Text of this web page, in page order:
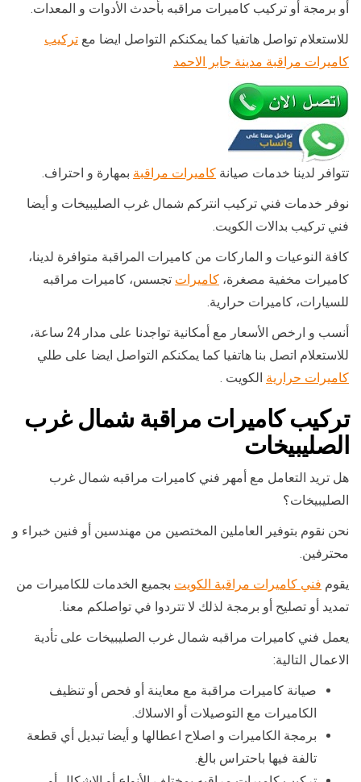
أو برمجة أو تركيب كاميرات مراقبه بأحدث الأدوات و المعدات.
للاستعلام تواصل هاتفيا كما يمكنكم التواصل ايضا مع تركيب
كاميرات مراقبة مدينة جابر الاحمد
تتوافر لدينا خدمات صيانة كاميرات مراقبة بمهارة و احتراف.
نوفر خدمات فني تركيب انتركم شمال غرب الصليبيخات و أيضا
فني تركيب بدالات الكويت.
كافة النوعيات و الماركات من كاميرات المراقبة متوافرة لدينا،
كاميرات مخفية مصغرة، كاميرات تجسس، كاميرات مراقبه
للسيارات، كاميرات حرارية.
أنسب و ارخص الأسعار مع أمكانية تواجدنا على مدار 24 ساعة،
للاستعلام اتصل بنا هاتفيا كما يمكنكم التواصل ايضا على طلي
كاميرات حرارية الكويت .
تركيب كاميرات مراقبة شمال غرب
الصليبيخات
هل تريد التعامل مع أمهر فني كاميرات مراقبه شمال غرب
الصليبيخات؟
نحن نقوم بتوفير العاملين المختصين من مهندسين أو فنين خبراء و
محترفين.
يقوم فني كاميرات مراقبة الكويت بجميع الخدمات للكاميرات من
تمديد أو تصليح أو برمجة لذلك لا تتردوا في تواصلكم معنا.
يعمل فني كاميرات مراقبه شمال غرب الصليبيخات على تأدية
الاعمال التالية:
صيانة كاميرات مراقبة مع معاينة أو فحص أو تنظيف
الكاميرات مع التوصيلات أو الاسلاك.
برمجة الكاميرات و اصلاح اعطالها و أيضا تبديل أي قطعة
تالفة فيها باحتراس بالغ.